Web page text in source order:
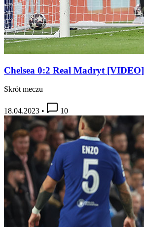
Chelsea 0:2 Real Madryt [VIDEO]
Skrót meczu
18.04.2023 • 10